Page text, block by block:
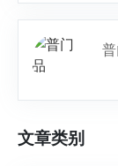
文章类别